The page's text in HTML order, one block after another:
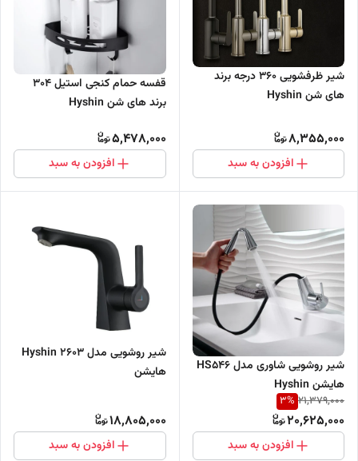
شیر ظرفشویی ۳۶۰ درجه برند
های شن Hyshin
8,355,000
افزودن به سبد
قفسه حمام کنجی استیل 304
برند های شن Hyshin
5,478,000
افزودن به سبد
شیر روشویی شاوری مدل HS546
هایشن Hyshin
21,379,000
3%
20,625,000
افزودن به سبد
شیر روشویی مدل 2603 Hyshin
هایشن
18,805,000
افزودن به سبد